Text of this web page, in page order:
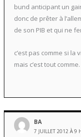
bund anticipant un
donc de prêter à
de son PIB et qui ne
c’est pas comme si
mais c’est tout comme.
BA
7 JUILLET 2012 À 9